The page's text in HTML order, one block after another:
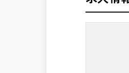
→ 技術士と
■勤務地につ
（東北地方
■発注者支